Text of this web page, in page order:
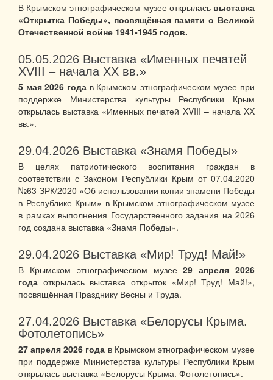
В Крымском этнографическом музее открылась выставка
«Открытка Победы», посвящённая памяти о Великой
Отечественной войне 1941-1945 годов.
05.05.2026 Выставка «Именных печатей
XVIII – начала XX вв.»
5 мая 2026 годав Крымском этнографическом музее при
поддержке Министерства культуры Республики Крым
открылась выставка «Именных печатей XVIII – начала XX
вв.».
29.04.2026 Выставка «Знамя Победы»
В целях патриотического воспитания граждан в
соответствии с Законом Республики Крым от 07.04.2020
№63-ЗРК/2020 «Об использовании копии знамени Победы
в Республике Крым» в Крымском этнографическом музее
в рамках выполнения Государственного задания на 2026
год создана выставка «Знамя Победы».
29.04.2026 Выставка «Мир! Труд! Май!»
В Крымском этнографическом музее29 апреля 2026
года открылась выставка открыток «Мир! Труд! Май!»,
посвящённая Празднику Весны и Труда.
27.04.2026 Выставка «Белорусы Крыма.
Фотолетопись»
27 апреля 2026 года в Крымском этнографическом музее
при поддержке Министерства культуры Республики Крым
открылась выставка «Белорусы Крыма. Фотолетопись».